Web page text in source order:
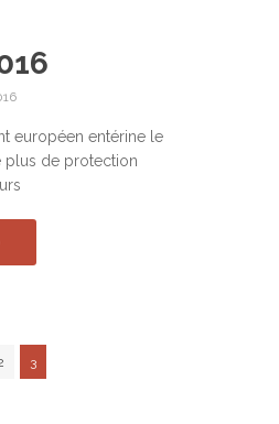
européen entérine le
plus de protection
3